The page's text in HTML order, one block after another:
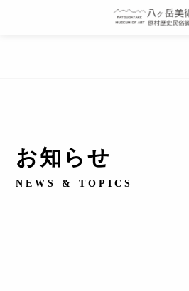
お知らせ
NEWS & TOPICS